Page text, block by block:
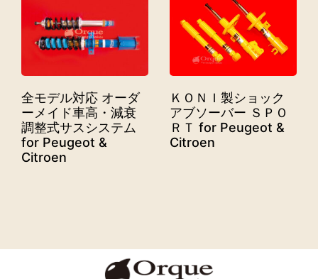
全モデル対応 オーダ
ーメイド車高・減衰
調整式サスシステム
for Peugeot &
Citroen
ＫＯＮＩ製ショック
アブソーバー ＳＰＯ
ＲＴ for Peugeot &
Citroen